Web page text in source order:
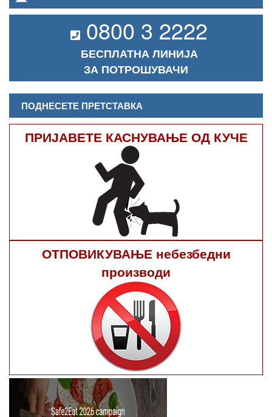
0800 3 2222
БЕСПЛАТНА ЛИНИЈА
ЗА ПОТРОШУВАЧИ
ПОДНЕСЕТЕ ПРЕТСТАВКА
ПРИЈАВЕТЕ КАСНУВАЊЕ ОД КУЧЕ
ОТПОВИКУВАЊЕ небезбедни
производи